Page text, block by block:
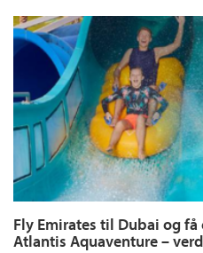
Fly Emirates til Dubai og
Atlantis Aquaventure –